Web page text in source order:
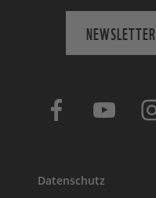
Datenschutz